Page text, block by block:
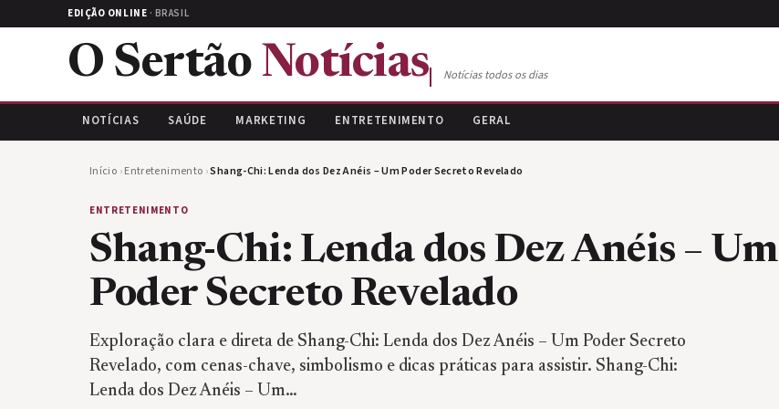
EDIÇÃO ONLINE · BRASIL
O Sertão Notícias Notícias todos os dias
NOTÍCIAS SAÚDE MARKETING ENTRETENIMENTO GERAL
Início ›Entretenimento ›Shang-Chi: Lenda dos Dez Anéis – Um Poder Secreto Revelado
ENTRETENIMENTO
Shang-Chi: Lenda dos Dez Anéis – Um
Poder Secreto Revelado
Exploração clara e direta de Shang-Chi: Lenda dos Dez Anéis – Um Poder Secreto
Revelado, com cenas-chave, simbolismo e dicas práticas para assistir. Shang-Chi:
Lenda dos Dez Anéis – Um…